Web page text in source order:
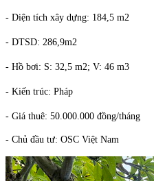
- Diện tích xây dựng: 184,5 m2
- DTSD: 286,9m2
- Hồ bơi: S: 32,5 m2; V: 46 m3
- Kiến trúc: Pháp
- Giá thuê: 50.000.000 đồng/tháng
- Chủ đầu tư: OSC Việt Nam